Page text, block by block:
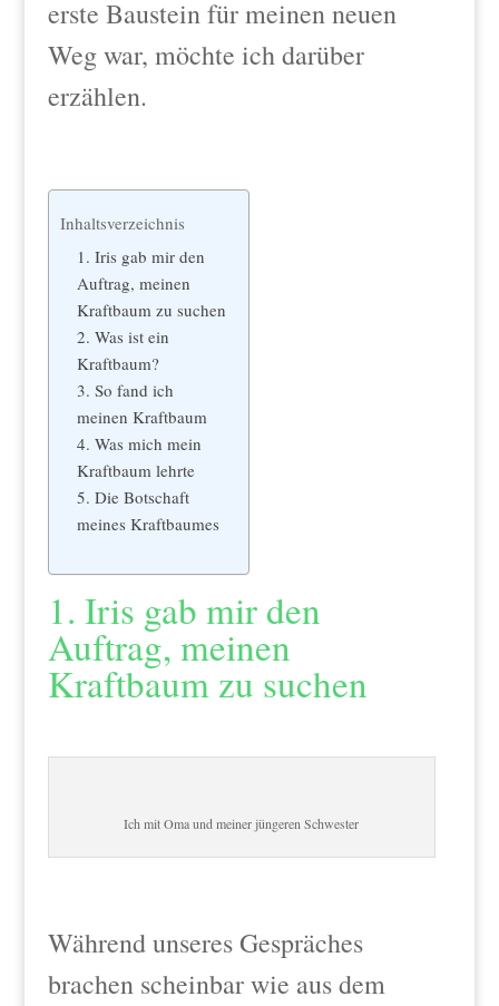
erste Baustein für meinen neuen
Weg war, möchte ich darüber
erzählen.
Inhaltsverzeichnis
1. Iris gab mir den
Auftrag, meinen
Kraftbaum zu suchen
2. Was ist ein
Kraftbaum?
3. So fand ich
meinen Kraftbaum
4. Was mich mein
Kraftbaum lehrte
5. Die Botschaft
meines Kraftbaumes
1. Iris gab mir den
Auftrag, meinen
Kraftbaum zu suchen
Ich mit Oma und meiner jüngeren Schwester
Während unseres Gespräches
brachen scheinbar wie aus dem